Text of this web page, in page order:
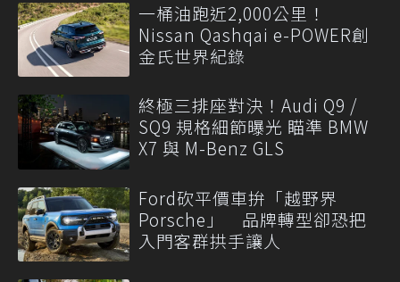
一桶油跑近2,000公里！
Nissan Qashqai e-POWER創
金氏世界紀錄
終極三排座對決！Audi Q9 /
SQ9 規格細節曝光 瞄準 BMW
X7 與 M-Benz GLS
Ford砍平價車拚「越野界
Porsche」 品牌轉型卻恐把
入門客群拱手讓人